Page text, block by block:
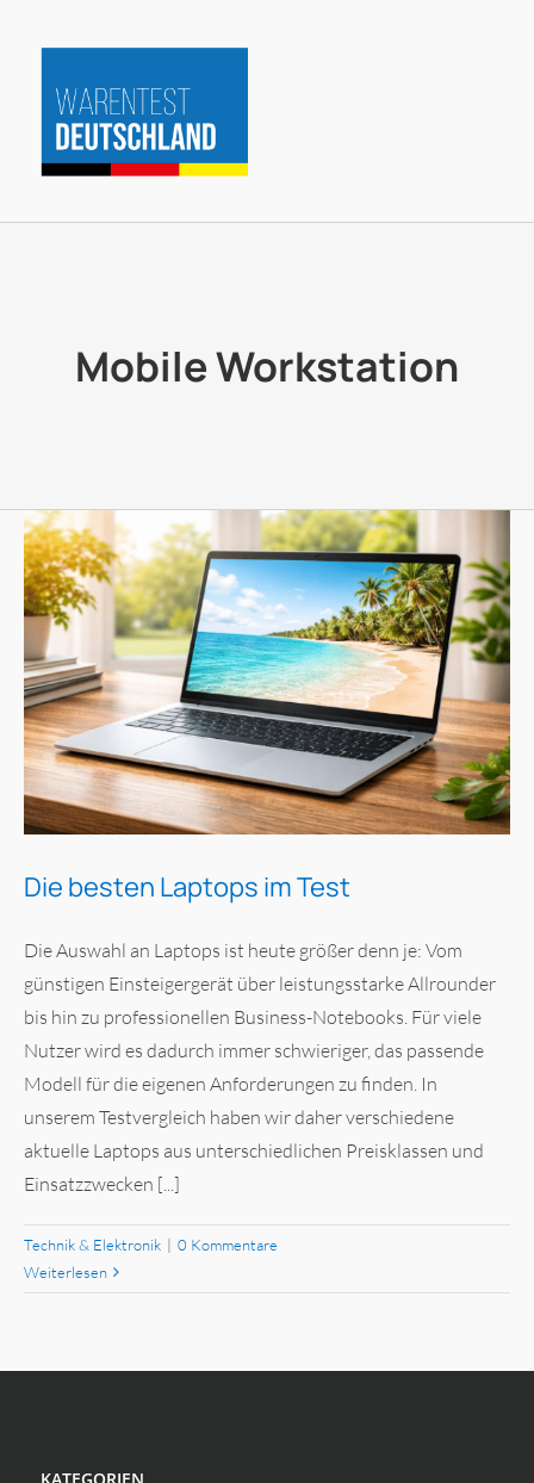
Inhalt
springen
Mobile Workstation
Die besten Laptops im Test
Die Auswahl an Laptops ist heute größer denn je: Vom
günstigen Einsteigergerät über leistungsstarke Allrounder
bis hin zu professionellen Business-Notebooks. Für viele
Nutzer wird es dadurch immer schwieriger, das passende
Modell für die eigenen Anforderungen zu finden. In
unserem Testvergleich haben wir daher verschiedene
aktuelle Laptops aus unterschiedlichen Preisklassen und
Einsatzzwecken [...]
Technik & Elektronik | 0 Kommentare
Weiterlesen